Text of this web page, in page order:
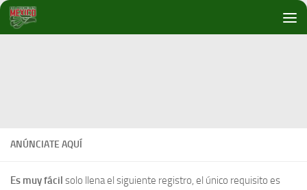
Debajo del contenido
ANÚNCIATE AQUÍ
Es muy fácil solo llena el siguiente registro, el único requisito es